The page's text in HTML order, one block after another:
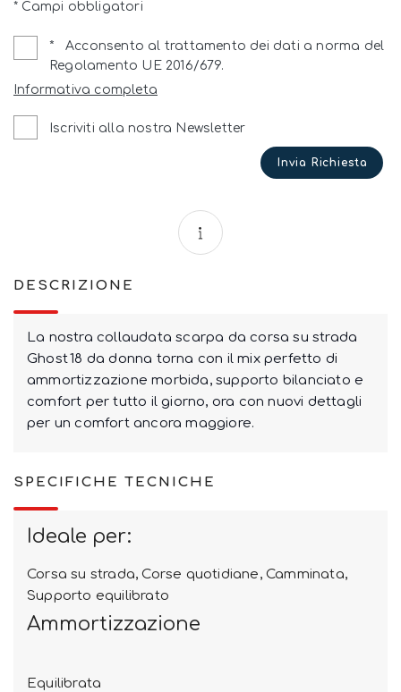
* Campi obbligatori
*
Acconsento al trattamento dei dati a norma del
Regolamento UE 2016/679.
Informativa completa
Iscriviti alla nostra Newsletter
Invia Richiesta
DESCRIZIONE
La nostra collaudata scarpa da corsa su strada
Ghost 18 da donna torna con il mix perfetto di
ammortizzazione morbida, supporto bilanciato e
comfort per tutto il giorno, ora con nuovi dettagli
per un comfort ancora maggiore.
SPECIFICHE TECNICHE
Ideale per:
Corsa su strada, Corse quotidiane, Camminata,
Supporto equilibrato
Ammortizzazione
Equilibrata